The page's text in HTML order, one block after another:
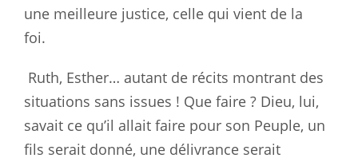
une meilleure justice, celle qui vient de la
foi.
Ruth, Esther… autant de récits montrant des
situations sans issues ! Que faire ? Dieu, lui,
savait ce qu’il allait faire pour son Peuple, un
fils serait donné, une délivrance serait